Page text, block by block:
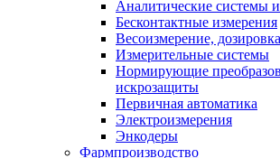
Аналитические системы
Бесконтактные измерения
Весоизмерение,
Измерительные системы
Нормирующие
искрозащиты
Первичная автоматика
Электроизмерения
Энкодеры
Фармпроизводство